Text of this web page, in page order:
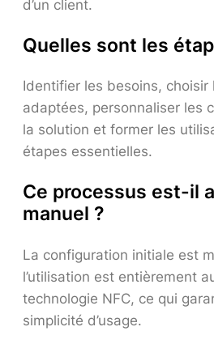
d’un client.
Quelles sont les
Identifier les besoins, choisir
adaptées, personnaliser les
la solution et former les
étapes essentielles.
Ce processus est-il
manuel ?
La configuration initiale est
l’utilisation est entièrement
technologie NFC, ce qui
simplicité d’usage.